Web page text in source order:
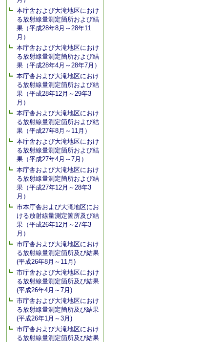
本庁舎および大滝地区におけ
る放射線量測定箇所および結
果（平成28年8月～28年11
月）
本庁舎および大滝地区におけ
る放射線量測定箇所および結
果（平成28年4月～28年7月）
本庁舎および大滝地区におけ
る放射線量測定箇所および結
果（平成28年12月～29年3
月）
本庁舎および大滝地区におけ
る放射線量測定箇所および結
果（平成27年8月～11月）
本庁舎および大滝地区におけ
る放射線量測定箇所および結
果（平成27年4月～7月）
本庁舎および大滝地区におけ
る放射線量測定箇所および結
果（平成27年12月～28年3
月）
市本庁舎および大滝地区にお
ける放射線量測定箇所及び結
果（平成26年12月～27年3
月）
市庁舎および大滝地区におけ
る放射線量測定箇所及び結果
(平成26年8月～11月)
市庁舎および大滝地区におけ
る放射線量測定箇所及び結果
(平成26年4月～7月)
市庁舎および大滝地区におけ
る放射線量測定箇所及び結果
(平成26年1月～3月)
市庁舎および大滝地区におけ
る放射線量測定箇所及び結果